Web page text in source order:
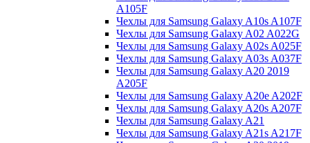
A105F
Чехлы для Samsung Galaxy A10s A107F
Чехлы для Samsung Galaxy A02 A022G
Чехлы для Samsung Galaxy A02s A025F
Чехлы для Samsung Galaxy A03s A037F
Чехлы для Samsung Galaxy A20 2019
A205F
Чехлы для Samsung Galaxy A20e A202F
Чехлы для Samsung Galaxy A20s A207F
Чехлы для Samsung Galaxy A21
Чехлы для Samsung Galaxy A21s A217F